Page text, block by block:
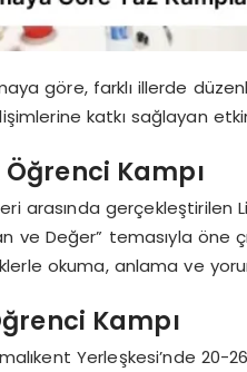
göre, farklı illerde
katkı sağlayan
Kampı
arasında gerçekleştirilen
ve Değer” temasıyla öne
okuma, anlama ve
Kampı
Yerleşkesi’nde